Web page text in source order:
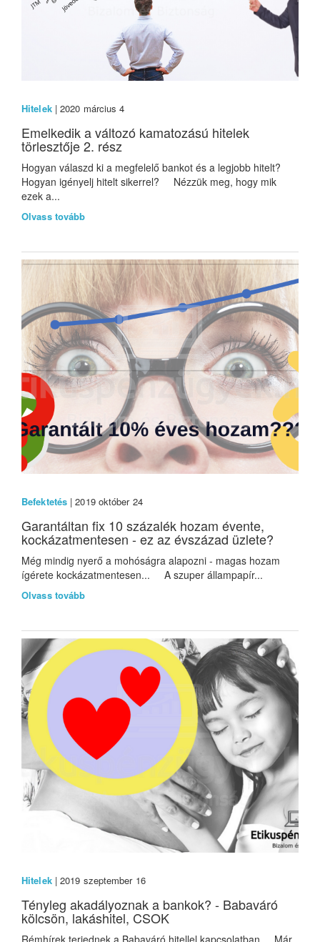
Hitelek| 2020 március 4
Emelkedik a változó kamatozású hitelek
törlesztője 2. rész
Hogyan válaszd ki a megfelelő bankot és a legjobb hitelt?
Hogyan igényelj hitelt sikerrel? Nézzük meg, hogy mik
ezek a...
Olvass tovább
Befektetés | 2019 október 24
Garantáltan fix 10 százalék hozam évente,
kockázatmentesen - ez az évszázad üzlete?
Még mindig nyerő a mohóságra alapozni - magas hozam
ígérete kockázatmentesen... A szuper állampapír...
Olvass tovább
Hitelek| 2019 szeptember 16
Tényleg akadályoznak a bankok? - Babaváró
kölcsön, lakáshitel, CSOK